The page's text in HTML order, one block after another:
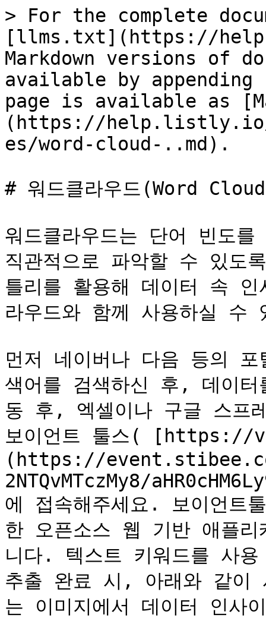
> For the complete
[llms.txt](https://
Markdown versions of
available by
page is available as
(https://help.listly.io/
es/word-cloud-..md).
# 워드클라우드(Word
워드클라우드는 단어 빈도
직관적으로 파악할 수 있도
틀리를 활용해 데이터 속
라우드와 함께 사용하실 수
먼저 네이버나 다음 등의
색어를 검색하신 후, 데이
동 후, 엑셀이나 구글 스프
보이언트 툴스(
(https://
2NTQvMTczMy8/
에 접속해주세요. 보이언트
한 오픈소스 웹 기반 애플
니다. 텍스트 키워드를 사
추출 완료 시, 아래와 같이
는 이미지에서 데이터 인사